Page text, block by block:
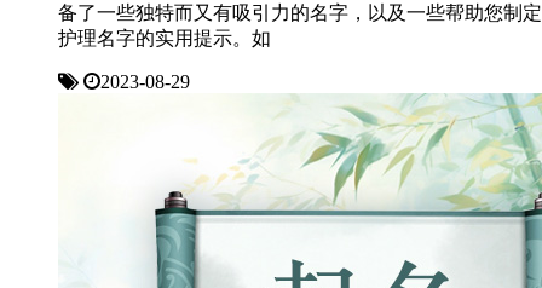
备了一些独特而又有吸引力的名字，以及一些帮助您制
护理名字的实用提示。如
2023-08-29